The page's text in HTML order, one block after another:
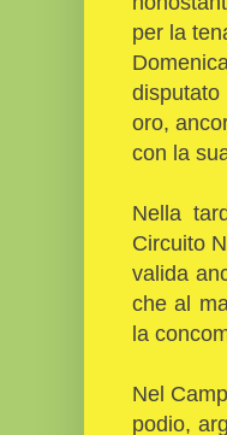
per la
oro,
con la
Nella
Circuito
valida
che al
la
Nel
podio,